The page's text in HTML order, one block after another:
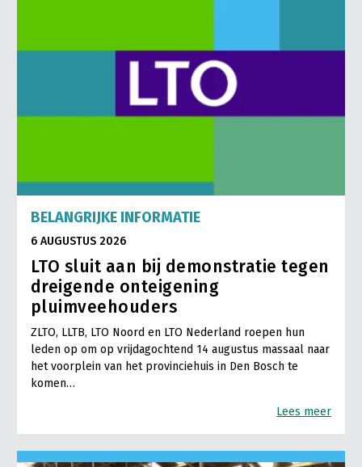
BELANGRIJKE INFORMATIE
6 AUGUSTUS 2026
LTO sluit aan bij demonstratie tegen
dreigende onteigening
pluimveehouders
ZLTO, LLTB, LTO Noord en LTO Nederland roepen hun
leden op om op vrijdagochtend 14 augustus massaal naar
het voorplein van het provinciehuis in Den Bosch te
komen…
Lees meer